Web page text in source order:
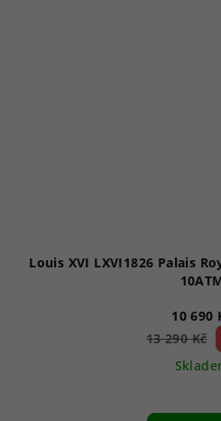
Louis XVI LXVI1826 Palais
10 690
13 290 Kč